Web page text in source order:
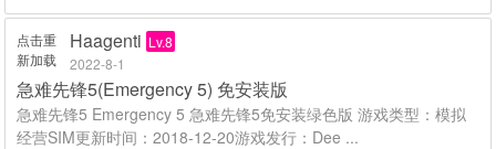
点击重
新加载
Haagenti Lv.8
2022-8-1
急难先锋5(Emergency 5) 免安装版
急难先锋5 Emergency 5 急难先锋5免安装绿色版 游戏类型：模拟
经营SIM更新时间：2018-12-20游戏发行：Dee ...